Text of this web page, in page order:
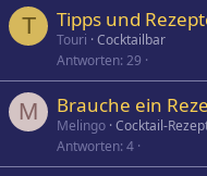
T Tipps und
Touri Cocktailbar
Antworten 29
M Brauche ein
Melingo Cocktail-
Antworten 4